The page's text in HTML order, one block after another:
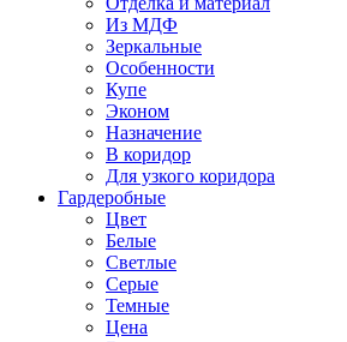
Из МДФ
Зеркальные
Особенности
Купе
Эконом
Назначение
В коридор
Для узкого коридора
Гардеробные
Цвет
Белые
Светлые
Серые
Темные
Цена